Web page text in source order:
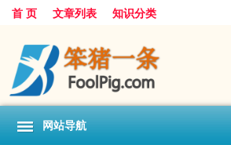
首 页 文章列表 知识分类
网站导航